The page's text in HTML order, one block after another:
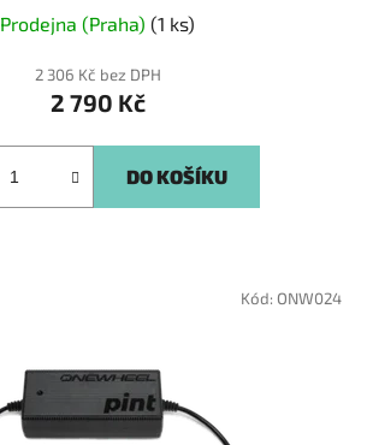
Prodejna (Praha) (1 ks)
2 306 Kč bez DPH
2 790 Kč
DO KOŠÍKU
Kód: ONW024